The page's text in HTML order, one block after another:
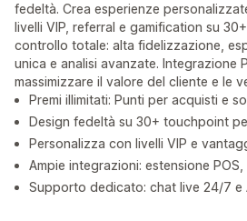
fedeltà. Crea esperienze
livelli VIP, referral e gamification su
controllo totale: alta fidelizzazione,
unica e analisi avanzate. Integrazione
massimizzare il valore del cliente e le
Premi illimitati: Punti per acquisti e
Design fedeltà su 30+ touchpoint
Personalizza con livelli VIP e
Ampie integrazioni: estensione
Supporto dedicato: chat live 24/7 e